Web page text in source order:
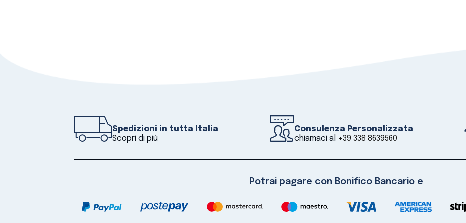
Spedizioni in tutta Italia
Scopri di più
Consulenza Personalizzata
chiamaci al +39 338 8639560
Potrai pagare con Bonifico Bancario e